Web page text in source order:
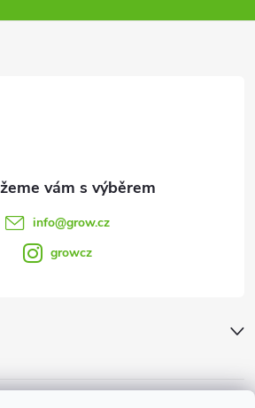
info@grow.cz
growcz